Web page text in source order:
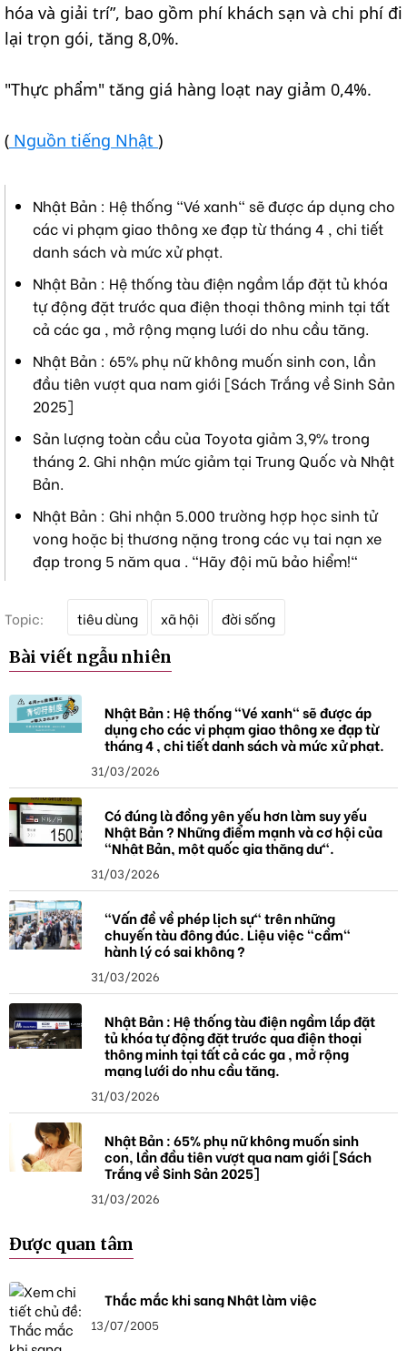
hóa và giải trí”, bao gồm phí khách sạn và chi phí đi
lại trọn gói, tăng 8,0%.
"Thực phẩm" tăng giá hàng loạt nay giảm 0,4%.
( Nguồn tiếng Nhật )
Nhật Bản : Hệ thống "Vé xanh" sẽ được áp dụng cho
các vi phạm giao thông xe đạp từ tháng 4 , chi tiết
danh sách và mức xử phạt.
Nhật Bản : Hệ thống tàu điện ngầm lắp đặt tủ khóa
tự động đặt trước qua điện thoại thông minh tại tất
cả các ga , mở rộng mạng lưới do nhu cầu tăng.
Nhật Bản : 65% phụ nữ không muốn sinh con, lần
đầu tiên vượt qua nam giới [Sách Trắng về Sinh Sản
2025]
Sản lượng toàn cầu của Toyota giảm 3,9% trong
tháng 2. Ghi nhận mức giảm tại Trung Quốc và Nhật
Bản.
Nhật Bản : Ghi nhận 5.000 trường hợp học sinh tử
vong hoặc bị thương nặng trong các vụ tai nạn xe
đạp trong 5 năm qua . "Hãy đội mũ bảo hiểm!"
Topic:
k
h
a
tiêu dùng xã hội đời sống
Bài viết ngẫu nhiên
Nhật Bản : Hệ thống "Vé xanh" sẽ được áp
dụng cho các vi phạm giao thông xe đạp từ
tháng 4 , chi tiết danh sách và mức xử phạt.
31/03/2026
Có đúng là đồng yên yếu hơn làm suy yếu
Nhật Bản ? Những điểm mạnh và cơ hội của
"Nhật Bản, một quốc gia thặng dư".
31/03/2026
"Vấn đề về phép lịch sự" trên những
chuyến tàu đông đúc. Liệu việc "cầm"
hành lý có sai không ?
31/03/2026
Nhật Bản : Hệ thống tàu điện ngầm lắp đặt
tủ khóa tự động đặt trước qua điện thoại
thông minh tại tất cả các ga , mở rộng
mạng lưới do nhu cầu tăng.
31/03/2026
Nhật Bản : 65% phụ nữ không muốn sinh
con, lần đầu tiên vượt qua nam giới [Sách
Trắng về Sinh Sản 2025]
31/03/2026
Được quan tâm
Thắc mắc khi sang Nhật làm việc
13/07/2005